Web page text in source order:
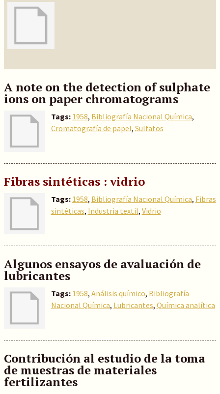
A note on the detection of sulphate
ions on paper chromatograms
Tags: 1958, Bibliografía Nacional Química,
Cromatografía de papel, Sulfatos
Fibras sintéticas : vidrio
Tags: 1958, Bibliografía Nacional Química, Fibras
sintéticas, Industria textil, Vidrio
Algunos ensayos de avaluación de
lubricantes
Tags: 1958, Análisis químico, Bibliografía
Nacional Química, Lubricantes, Química analítica
Contribución al estudio de la toma
de muestras de materiales
fertilizantes